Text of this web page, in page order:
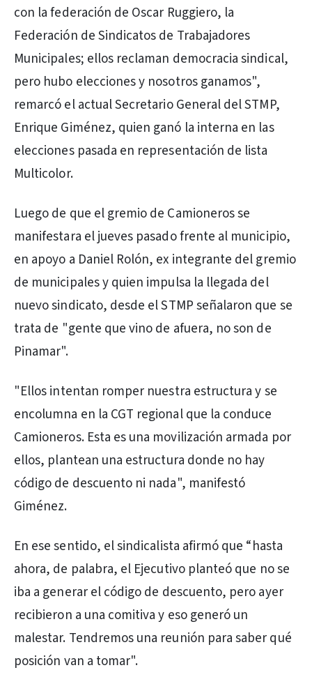
con la federación de Oscar Ruggiero, la
Federación de Sindicatos de Trabajadores
Municipales; ellos reclaman democracia sindical,
pero hubo elecciones y nosotros ganamos",
remarcó el actual Secretario General del STMP,
Enrique Giménez, quien ganó la interna en las
elecciones pasada en representación de lista
Multicolor.
Luego de que el gremio de Camioneros se
manifestara el jueves pasado frente al municipio,
en apoyo a Daniel Rolón, ex integrante del gremio
de municipales y quien impulsa la llegada del
nuevo sindicato, desde el STMP señalaron que se
trata de "gente que vino de afuera, no son de
Pinamar".
"Ellos intentan romper nuestra estructura y se
encolumna en la CGT regional que la conduce
Camioneros. Esta es una movilización armada por
ellos, plantean una estructura donde no hay
código de descuento ni nada", manifestó
Giménez.
En ese sentido, el sindicalista afirmó que “hasta
ahora, de palabra, el Ejecutivo planteó que no se
iba a generar el código de descuento, pero ayer
recibieron a una comitiva y eso generó un
malestar. Tendremos una reunión para saber qué
posición van a tomar".